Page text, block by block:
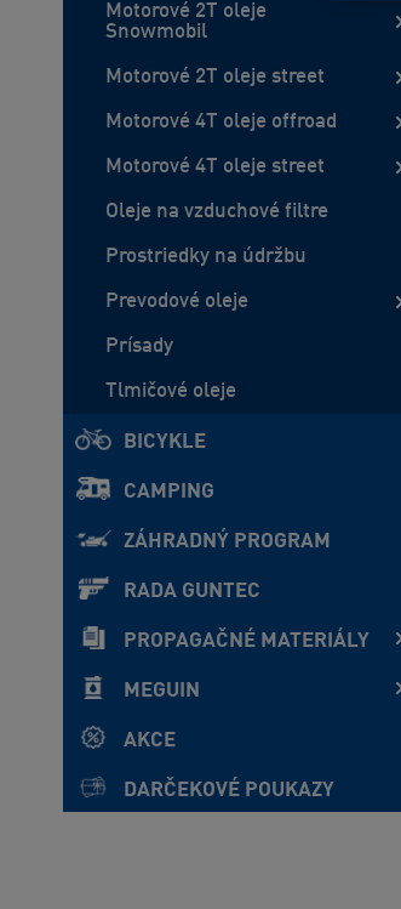
Motorové 2T oleje
Snowmobil
Motorové 2T oleje street
Motorové 4T oleje offroad
Motorové 4T oleje street
Oleje na vzduchové filtre
Prostriedky na údržbu
Prevodové oleje
Prísady
Tlmičové oleje
BICYKLE
CAMPING
ZÁHRADNÝ PROGRAM
RADA GUNTEC
PROPAGAČNÉ MATERIÁLY
MEGUIN
AKCE
DARČEKOVÉ POUKAZY